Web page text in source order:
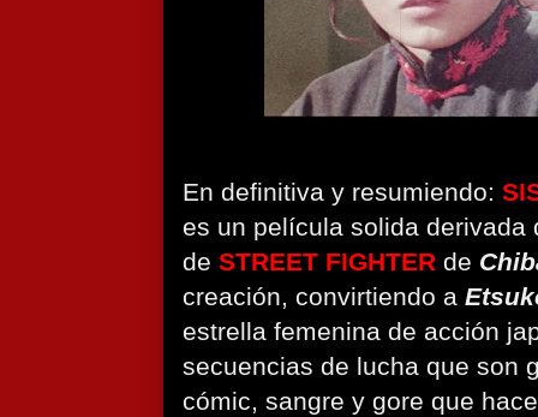
En definitiva y resumiendo:
es un película solida
de STREET FIGHTER de
creación, convirtiendo a
estrella femenina de acción
secuencias de lucha que son
cómic, sangre y gore que